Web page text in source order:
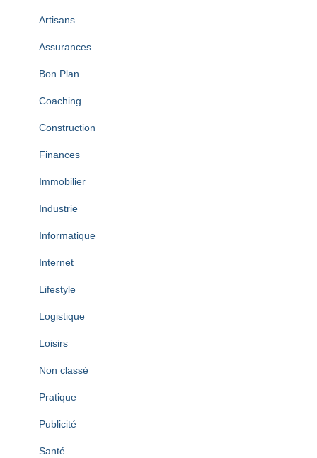
Artisans
Assurances
Bon Plan
Coaching
Construction
Finances
Immobilier
Industrie
Informatique
Internet
Lifestyle
Logistique
Loisirs
Non classé
Pratique
Publicité
Santé